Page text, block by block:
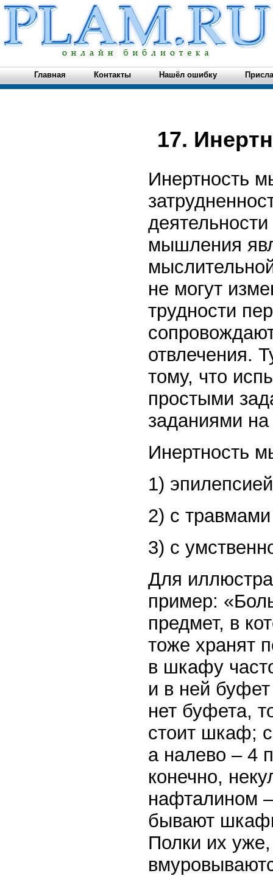
Главная Контакты Нашёл ошибку
17.
Инертность
мышления
не могут
трудности
отвлечения.
тому, что
простыми
заданиями
Инертность
1)
2) с травмами
3) с
Для
пример:
предмет, в
тоже хранят
в шкафу
и в ней
нет буфета,
стоит шкаф;
а налево – 4
конечно,
нафталином
бывают
Полки их